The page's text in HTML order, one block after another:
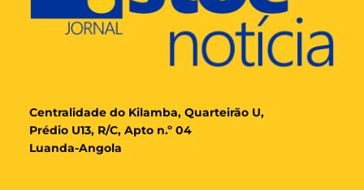
Centralidade do Kilamba, Quarteirão U,
Prédio U13, R/C, Apto n.º 04
Luanda-Angola